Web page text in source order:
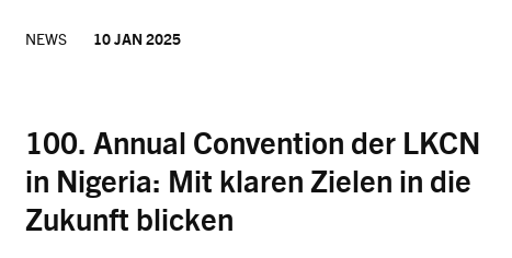
NEWS 10 JAN 2025
100. Annual Convention der LKCN
in Nigeria: Mit klaren Zielen in die
Zukunft blicken